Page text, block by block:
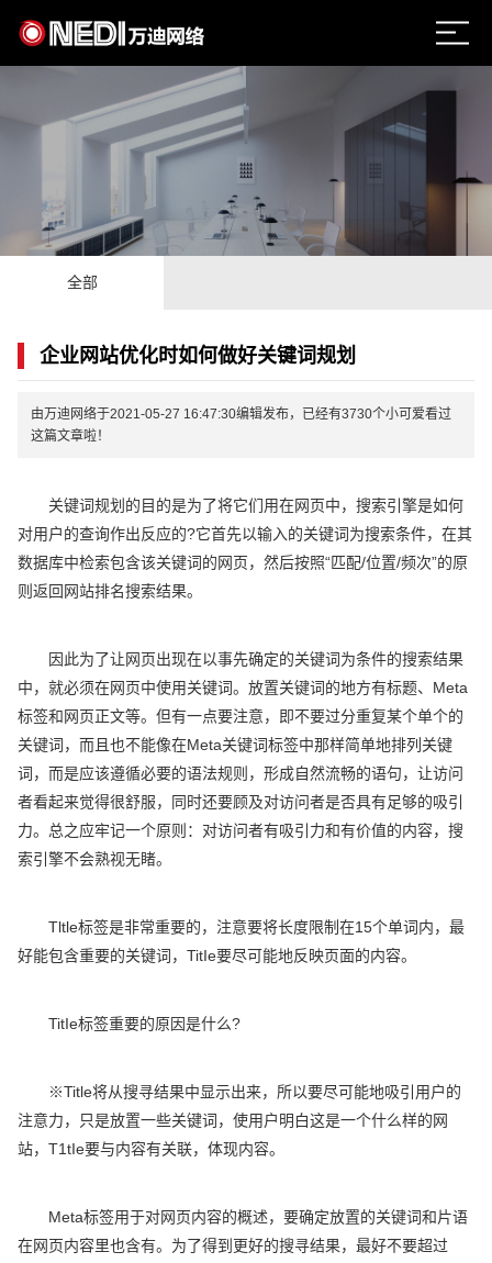
全部
企业网站优化时如何做好关键词规划
由万迪网络于2021-05-27 16:47:30编辑发布，已经有3730个小可爱看过
这篇文章啦！
关键词规划的目的是为了将它们用在网页中，搜索引擎是如何
对用户的查询作出反应的?它首先以输入的关键词为搜索条件，在其
数据库中检索包含该关键词的网页，然后按照“匹配/位置/频次”的原
则返回网站排名搜索结果。
因此为了让网页出现在以事先确定的关键词为条件的搜索结果
中，就必须在网页中使用关键词。放置关键词的地方有标题、Meta
标签和网页正文等。但有一点要注意，即不要过分重复某个单个的
关键词，而且也不能像在Meta关键词标签中那样简单地排列关键
词，而是应该遵循必要的语法规则，形成自然流畅的语句，让访问
者看起来觉得很舒服，同时还要顾及对访问者是否具有足够的吸引
力。总之应牢记一个原则：对访问者有吸引力和有价值的内容，搜
索引擎不会熟视无睹。
Tltle标签是非常重要的，注意要将长度限制在15个单词内，最
好能包含重要的关键词，TitIe要尽可能地反映页面的内容。
TitIe标签重要的原因是什么?
※Title将从搜寻结果中显示出来，所以要尽可能地吸引用户的
注意力，只是放置一些关键词，使用户明白这是一个什么样的网
站，T1tIe要与内容有关联，体现内容。
Meta标签用于对网页内容的概述，要确定放置的关键词和片语
在网页内容里也含有。为了得到更好的搜寻结果，最好不要超过